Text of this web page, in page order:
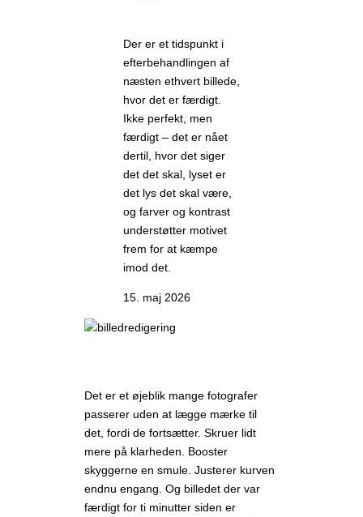
Der er et tidspunkt i
efterbehandlingen af
næsten ethvert billede,
hvor det er færdigt.
Ikke perfekt, men
færdigt – det er nået
dertil, hvor det siger
det det skal, lyset er
det lys det skal være,
og farver og kontrast
understøtter motivet
frem for at kæmpe
imod det.
15. maj 2026
Det er et øjeblik mange fotografer
passerer uden at lægge mærke til
det, fordi de fortsætter. Skruer lidt
mere på klarheden. Booster
skyggerne en smule. Justerer kurven
endnu engang. Og billedet der var
færdigt for ti minutter siden er